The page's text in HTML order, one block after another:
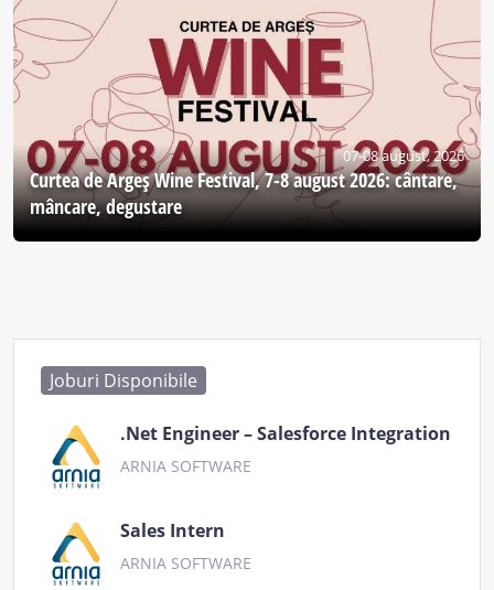
07-08 august, 2026
Curtea de Argeş Wine Festival, 7-8 august 2026: cântare,
mâncare, degustare
Joburi Disponibile
.Net Engineer – Salesforce Integration
ARNIA SOFTWARE
Sales Intern
ARNIA SOFTWARE